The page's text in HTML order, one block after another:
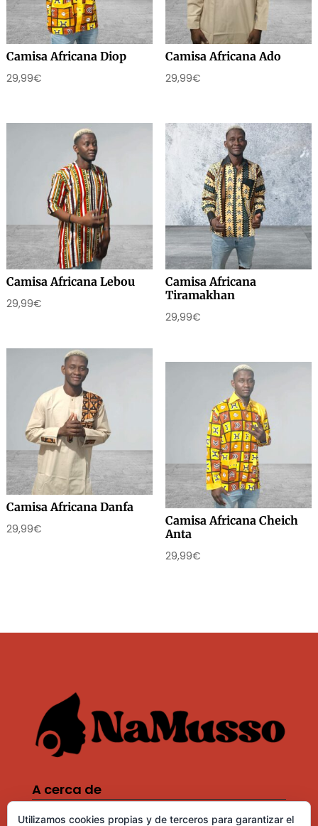
Camisa Africana Diop
29,99€
Camisa Africana Ado
29,99€
Camisa Africana Lebou
29,99€
Camisa Africana
Tiramakhan
29,99€
Camisa Africana Danfa
29,99€
Camisa Africana Cheich
Anta
29,99€
A cerca de
Política de cookies
Utilizamos cookies propias y de terceros para garantizar el